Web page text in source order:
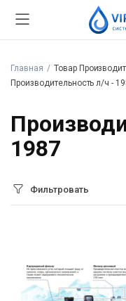
Главная
Товар
Производительность л/ч -
1987
Фильтровать